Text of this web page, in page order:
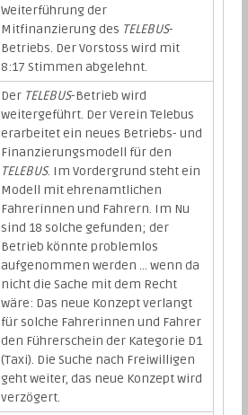
Weiterführung der
Mitfinanzierung des TELEBUS-
Betriebs. Der Vorstoss wird mit
8:17 Stimmen abgelehnt.
Der TELEBUS-Betrieb wird
weitergeführt. Der Verein Telebus
erarbeitet ein neues Betriebs- und
Finanzierungsmodell für den
TELEBUS. Im Vordergrund steht ein
Modell mit ehrenamtlichen
Fahrerinnen und Fahrern. Im Nu
sind 18 solche gefunden; der
Betrieb könnte problemlos
aufgenommen werden … wenn da
nicht die Sache mit dem Recht
wäre: Das neue Konzept verlangt
für solche Fahrerinnen und Fahrer
den Führerschein der Kategorie D1
(Taxi). Die Suche nach Freiwilligen
geht weiter, das neue Konzept wird
verzögert.